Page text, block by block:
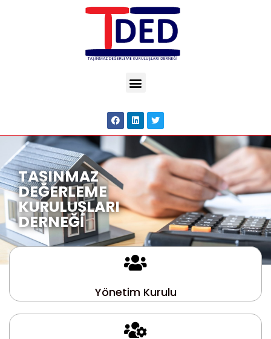
TAŞINMAZ
DEĞERLEME
KURULUŞLARI
DERNEĞİ
Yönetim Kurulu